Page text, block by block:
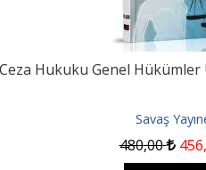
Ceza Hukuku Genel Hükümler
Savaş
480,00 456